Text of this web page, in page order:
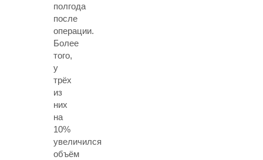
полгода
после
операции.
Более
того,
у
трёх
из
них
на
10%
увеличился
объём